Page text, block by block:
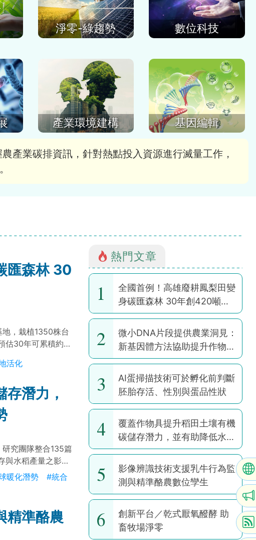
淨零-綠趨勢 數位科技
產業環境建構 基因編輯
產業碳排資訊，針對熱點投入資源進行滅量工作，
匯森林 30
，栽植1350株台
估30年可累積約
活化
潛力，
究團隊整合135篇
與水稻產量之影
提升土壤有機碳
顯著降低
暖化潛勢
#統合
精準酪農
熱門文章
1
全國首例！高雄廢耕鳳梨田變
身碳匯森林 30年創420噸碳
權
2
微小DNA片段提供農業洞見：
新基因體方法協助提升作物韌
性
3
AI蛋掃描技術可於孵化前判斷
胚胎存活、性別與蛋品性狀
4
覆蓋作物具提升稻田土壤有機
碳儲存潛力，並有助降低水稻
耕作全球暖化潛勢
5
影像辨識技術支援乳牛行為監
測與精準酪農數位孿生
6
創新平台／乾式厭氧醱酵 助
畜牧場淨零